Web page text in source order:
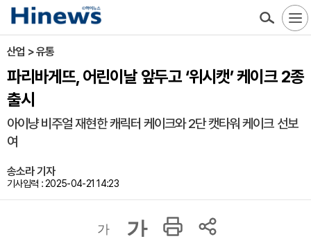
산업 > 유통
파리바게뜨, 어린이날 앞두고 ‘위시캣’ 케이크 2종
출시
아이냥 비주얼 재현한 캐릭터 케이크와 2단 캣타워 케이크 선보
여
송소라 기자
기사입력 : 2025-04-21 14:23
가 가